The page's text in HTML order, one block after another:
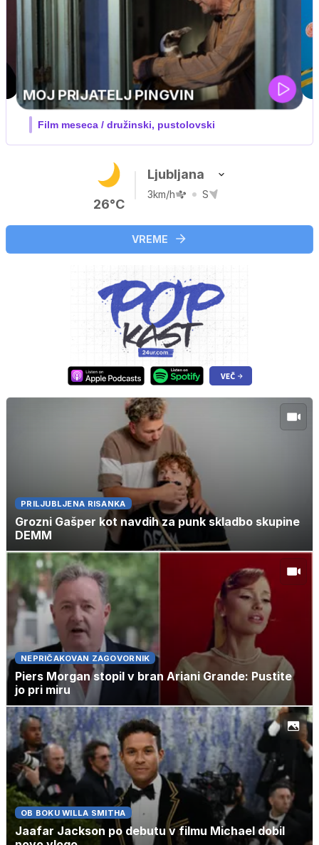
IQ 160
Nova hrvaška serija
26°C
Ljubljana
3km/h S
VREME
PRILJUBLJENA RISANKA
Grozni Gašper kot navdih za punk skladbo skupine
DEMM
NEPRIČAKOVAN ZAGOVORNIK
Piers Morgan stopil v bran Ariani Grande: Pustite
jo pri miru
OB BOKU WILLA SMITHA
Jaafar Jackson po debutu v filmu Michael dobil